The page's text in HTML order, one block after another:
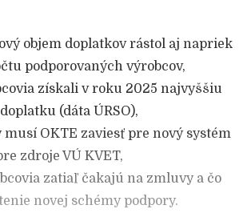
objem doplatkov rástol aj napriek
podporovaných výrobcov,
získali v roku 2025 najvyššiu
(dáta ÚRSO),
musí OKTE zaviesť pre nový systém
zdroje VÚ KVET,
zatiaľ čakajú na zmluvy a čo
novej schémy podpory.